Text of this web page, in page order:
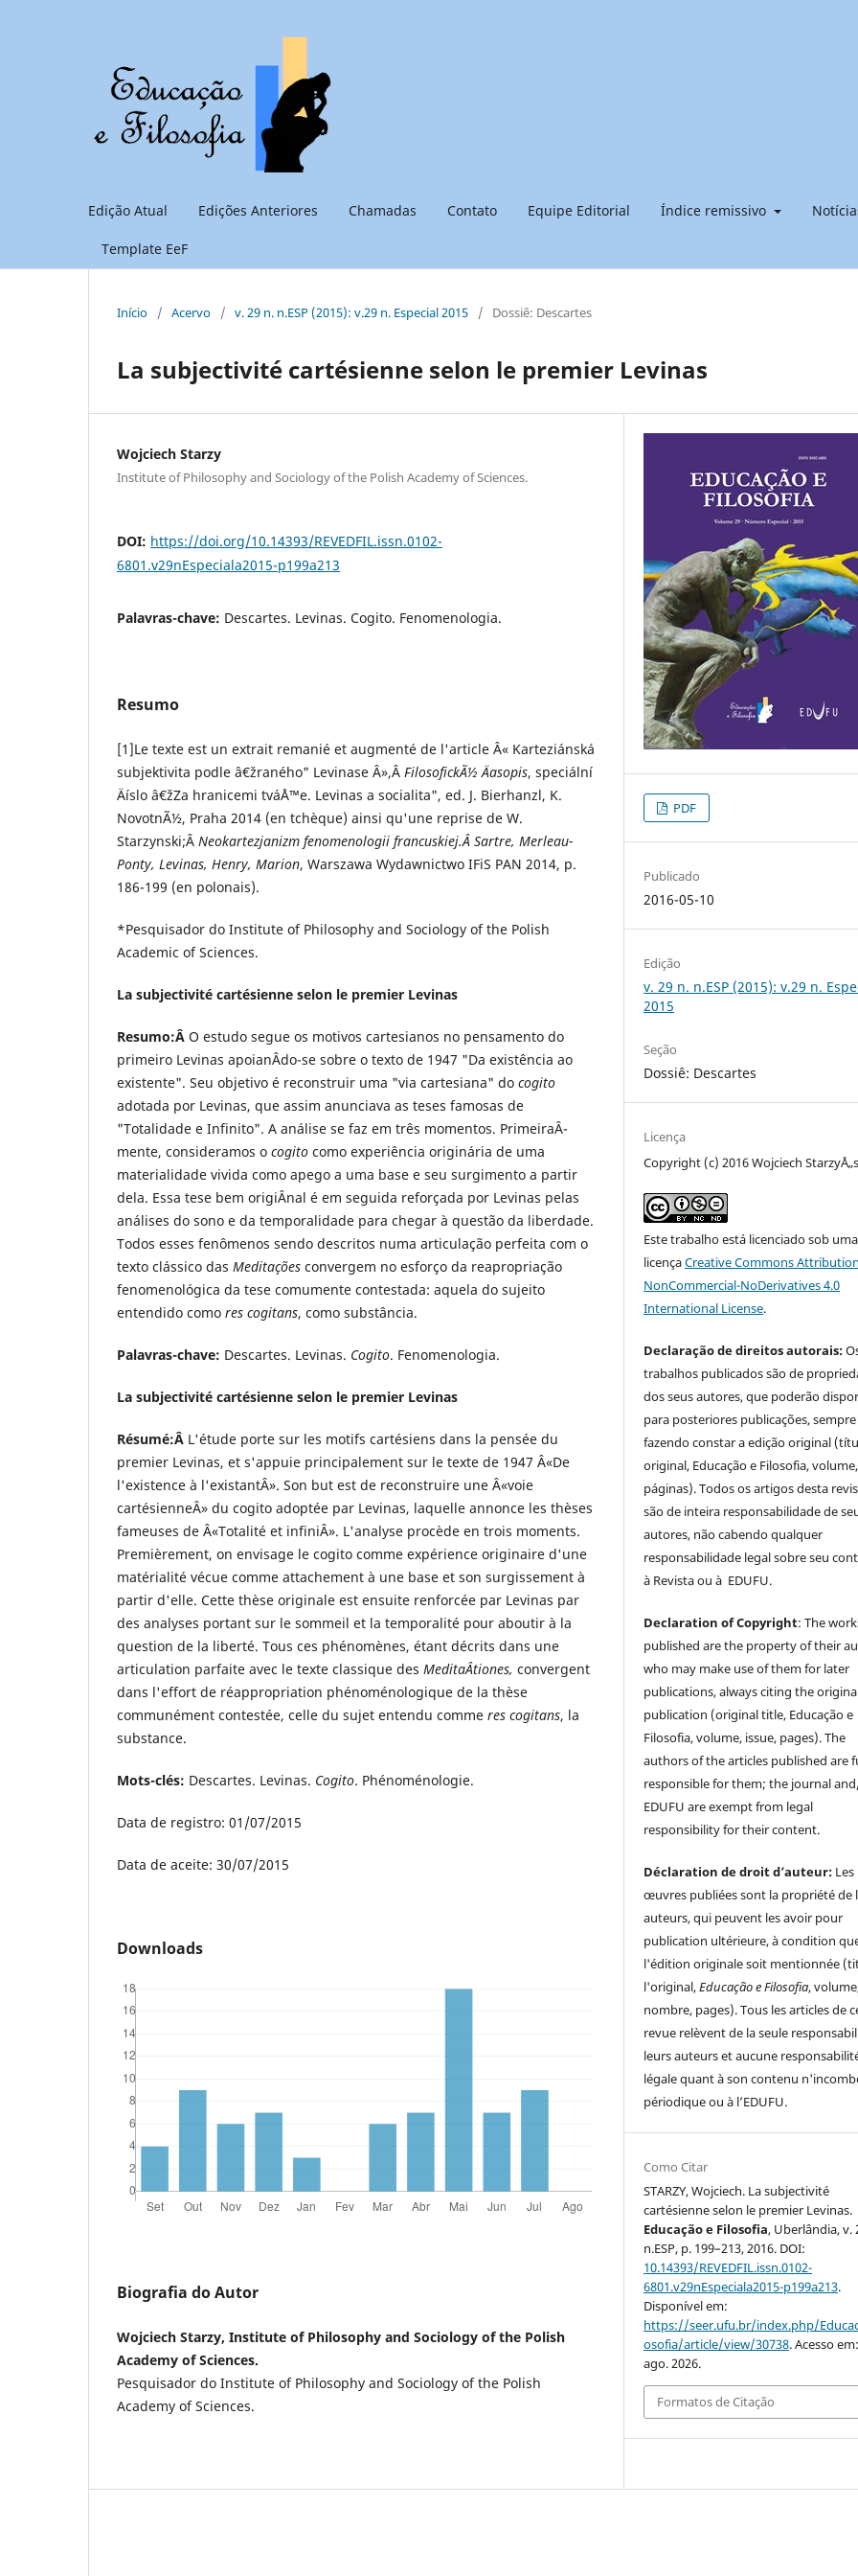
Edição Atual Edições Anteriores Chamadas Contato Equipe Editorial Índice remissivo
Template EeF
Início / Acervo / v. 29 n. n.ESP (2015): v.29 n. Especial 2015 / Dossiê: Descartes
La subjectivité cartésienne selon le premier Levinas
Wojciech Starzy
Institute of Philosophy and Sociology of the Polish Academy of Sciences.
DOI: https://doi.org/10.14393/REVEDFIL.issn.0102-
6801.v29nEspeciala2015-p199a213
Palavras-chave: Descartes. Levinas. Cogito. Fenomenologia.
Resumo
[1]Le texte est un extrait remanié et augmenté de l'article Â« Karteziánská
subjektivita podle â€žraného" Levinase Â»,Â FilosofickÃ½ Äasopis, speciální
Äíslo â€žZa hranicemi tváÅ™e. Levinas a socialita", ed. J. Bierhanzl, K.
NovotnÃ½, Praha 2014 (en tchèque) ainsi qu'une reprise de W.
Starzynski;Â Neokartezjanizm fenomenologii francuskiej.Â Sartre, Merleau-
Ponty, Levinas, Henry, Marion, Warszawa Wydawnictwo IFiS PAN 2014, p.
186-199 (en polonais).
*Pesquisador do Institute of Philosophy and Sociology of the Polish
Academic of Sciences.
La subjectivité cartésienne selon le premier Levinas
Resumo:Â O estudo segue os motivos cartesianos no pensamento do
primeiro Levinas apoianÂ­do-se sobre o texto de 1947 "Da existência ao
existente". Seu objetivo é reconstruir uma "via cartesiana" do cogito
adotada por Levinas, que assim anunciava as teses famosas de
"Totalidade e Infinito". A análise se faz em três momentos. PrimeiraÂ­
mente, consideramos o cogito como experiência originária de uma
materialidade vivida como apego a uma base e seu surgimento a partir
dela. Essa tese bem origiÂ­nal é em seguida reforçada por Levinas pelas
análises do sono e da temporalidade para chegar à questão da liberdade.
Todos esses fenômenos sendo descritos numa articulação perfeita com o
texto clássico das Meditações convergem no esforço da reapropriação
fenomenológica da tese comumente contestada: aquela do sujeito
entendido como res cogitans, como substância.
Palavras-chave: Descartes. Levinas. Cogito. Fenomenologia.
La subjectivité cartésienne selon le premier Levinas
Résumé:Â L'étude porte sur les motifs cartésiens dans la pensée du
premier Levinas, et s'appuie principalement sur le texte de 1947 Â«De
l'existence à l'existantÂ». Son but est de reconstruire une Â«voie
cartésienneÂ» du cogito adoptée par Levinas, laquelle annonce les thèses
fameuses de Â«Totalité et infiniÂ». L'analyse procède en trois moments.
Premièrement, on envisage le cogito comme expérience originaire d'une
matérialité vécue comme attachement à une base et son surgissement à
partir d'elle. Cette thèse originale est ensuite renforcée par Levinas par
des analyses portant sur le sommeil et la temporalité pour aboutir à la
question de la liberté. Tous ces phénomènes, étant décrits dans une
articulation parfaite avec le texte classique des MeditaÂ­tiones, convergent
dans l'effort de réappropriation phénoménologique de la thèse
communément contestée, celle du sujet entendu comme res cogitans, la
substance.
Mots-clés: Descartes. Levinas. Cogito. Phénoménologie.
Data de registro: 01/07/2015
Data de aceite: 30/07/2015
Downloads
Biografia do Autor
Wojciech Starzy, Institute of Philosophy and Sociology of the Polish
Academy of Sciences.
Pesquisador do Institute of Philosophy and Sociology of the Polish
Academy of Sciences.
PDF
Publicado
2016-05-10
Edição
v. 29 n. n.ESP (2015): v.29 n.
2015
Seção
Dossiê: Descartes
Licença
Copyright (c) 2016 Wojciech
Este trabalho está licenciado sob uma
licençaCreative Commons
NonCommercial-NoDerivatives 4.0
International License.
Declaração de direitos autorais:
trabalhos publicados são de
dos seus autores, que poderão
para posteriores publicações, sempre
fazendo constar a edição original
original, Educação e Filosofia,
páginas). Todos os artigos desta
são de inteira responsabilidade de
autores, não cabendo qualquer
responsabilidade legal sobre seu
à Revista ou à EDUFU.
Declaration of Copyright: The
published are the property of their
who may make use of them for later
publications, always citing the
publication (original title, Educação e
Filosofia, volume, issue, pages). The
authors of the articles published are
responsible for them; the journal
EDUFU are exempt from legal
responsibility for their content.
Déclaration de droit d’auteur: Les
œuvres publiées sont la propriété de
auteurs, qui peuvent les avoir pour
publication ultérieure, à condition
l'édition originale soit mentionnée
l'original,Educação e Filosofia,
nombre, pages). Tous les articles de
revue relèvent de la seule
leurs auteurs et aucune
légale quant à son contenu
périodique ou à l’EDUFU.
Como Citar
STARZY, Wojciech. La subjectivité
cartésienne selon le premier Levinas.
Educação e Filosofia, Uberlândia, v.
n.ESP, p. 199–213, 2016. DOI:
10.14393/REVEDFIL.issn.0102-
6801.v29nEspeciala2015-p199a213.
Disponível em:
https://seer.ufu.br/index.php/
osofia/article/view/30738. Acesso
ago. 2026.
Formatos de Citação